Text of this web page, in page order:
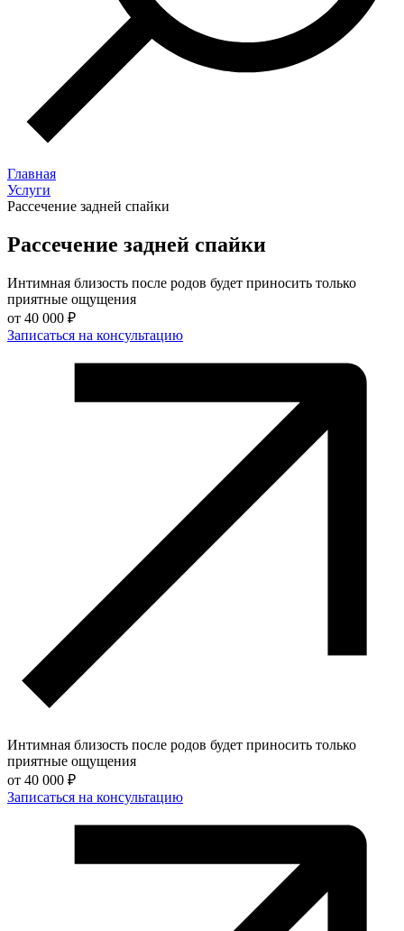
Главная
Услуги
Рассечение задней спайки
Рассечение задней спайки
Интимная близость после родов будет приносить только
приятные ощущения
от 40 000 ₽
Записаться на консультацию
Интимная близость после родов будет приносить только
приятные ощущения
от 40 000 ₽
Записаться на консультацию